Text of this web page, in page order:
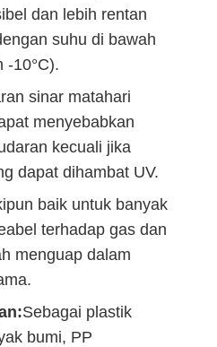
dan lebih rentan
suhu di bawah
-10°C).
sinar matahari
menyebabkan
kecuali jika
dapat dihambat UV.
baik untuk banyak
terhadap gas dan
menguap dalam
Sebagai plastik
bumi, PP